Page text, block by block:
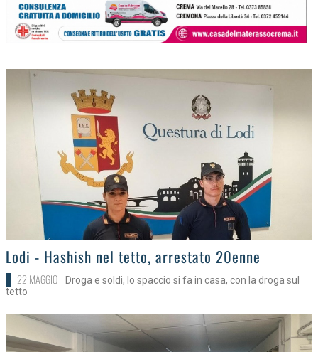
>Lodi - Hashish nel tetto, arrestato 20enne
22 MAGGIO
Droga e soldi, lo spaccio si fa in casa, con la droga sul
tetto